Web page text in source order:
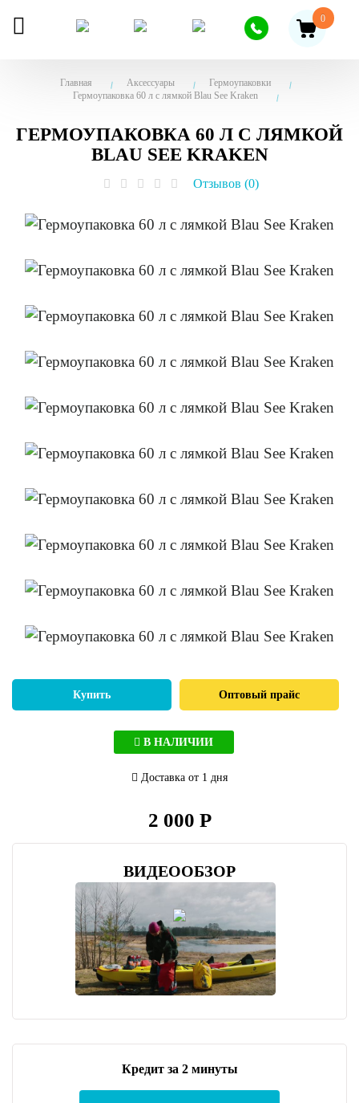
0
Главная Аксессуары
Гермоупаковки
Гермоупаковка 60 л с лямкой Blau See Kraken
ГЕРМОУПАКОВКА 60 Л С ЛЯМКОЙ
BLAU SEE KRAKEN
Отзывов (0)
Купить Оптовый прайс
В НАЛИЧИИ
Доставка от 1 дня
2 000 Р
ВИДЕООБЗОР
Кредит за 2 минуты